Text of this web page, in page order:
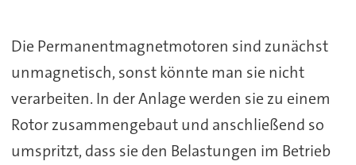
Die Permanentmagnetmotoren sind zunächst
unmagnetisch, sonst könnte man sie nicht
verarbeiten. In der Anlage werden sie zu einem
Rotor zusammengebaut und anschließend so
umspritzt, dass sie den Belastungen im Betrieb